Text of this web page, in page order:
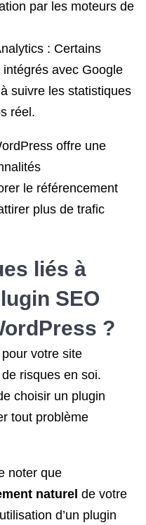
par les moteurs de
: Certains
avec Google
suivre les statistiques
réel.
offre une
le référencement
plus de trafic
liés à
SEO
?
pour votre site
risques en soi.
choisir un plugin
tout problème
noter que
naturel de votre
d’un plugin